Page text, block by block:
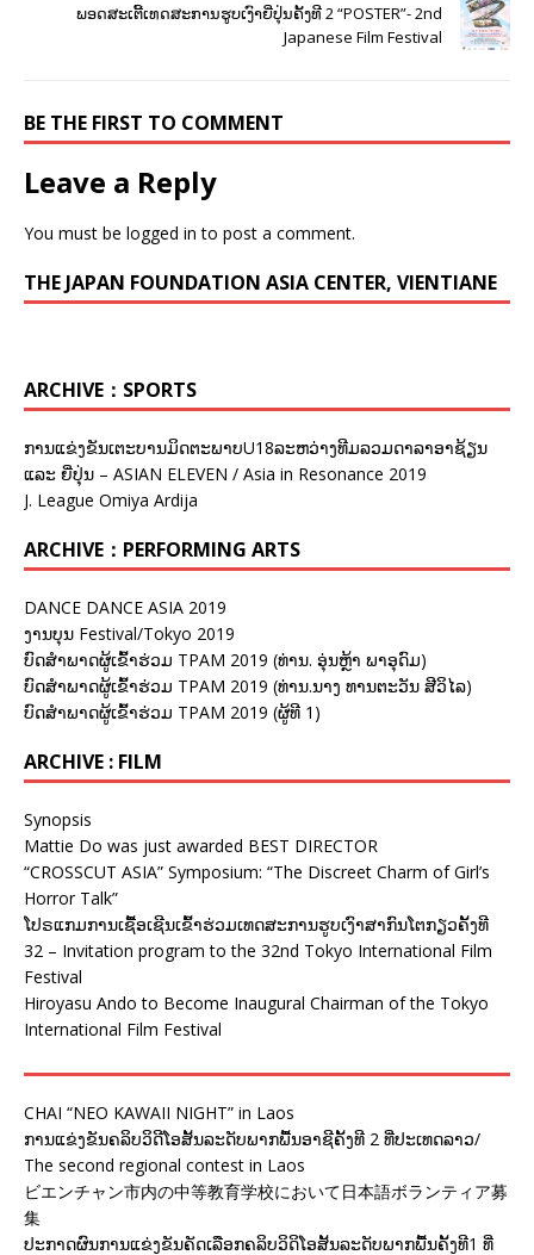
ພອດສະເຕີ້ເທດສະການຮູບເງົາຍີ່ປຸ່ນຄັ້ງທີ 2 “POSTER”- 2nd
Japanese Film Festival
BE THE FIRST TO COMMENT
Leave a Reply
You must be logged in to post a comment.
THE JAPAN FOUNDATION ASIA CENTER, VIENTIANE
ARCHIVE：SPORTS
ການແຂ່ງຂັນເຕະບານມິດຕະພາບU18ລະຫວ່າງທີມລວມດາລາອາຊ້ຽນ
ແລະ ຍີ່ປຸ່ນ – ASIAN ELEVEN / Asia in Resonance 2019
J. League Omiya Ardija
ARCHIVE：PERFORMING ARTS
DANCE DANCE ASIA 2019
ງານບຸນ Festival/Tokyo 2019
ບົດສຳພາດຜູ້ເຂົ້າຮ່ວມ TPAM 2019 (ທ່ານ. ອຸ່ນຫຼ້າ ພາອຸດົມ)
ບົດສຳພາດຜູ້ເຂົ້າຮ່ວມ TPAM 2019 (ທ່ານ.ນາງ ທານຕະວັນ ສີວິໄລ)
ບົດສຳພາດຜູ້ເຂົ້າຮ່ວມ TPAM 2019 (ຜູ້ທີ 1)
ARCHIVE : FILM
Synopsis
Mattie Do was just awarded BEST DIRECTOR
“CROSSCUT ASIA” Symposium: “The Discreet Charm of Girl’s
Horror Talk”
ໂປຣແກມການເຊື້ອເຊີນເຂົ້າຮ່ວມເທດສະການຮູບເງົາສາກົນໂຕກຽວຄັ້ງທີ
32 – Invitation program to the 32nd Tokyo International Film
Festival
Hiroyasu Ando to Become Inaugural Chairman of the Tokyo
International Film Festival
CHAI “NEO KAWAII NIGHT” in Laos
ການແຂ່ງຂັນຄລິບວິດີໂອສັ້ນລະດັບພາກພື້ນອາຊີຄັ້ງທີ 2 ທີ່ປະເທດລາວ/
The second regional contest in Laos
ビエンチャン市内の中等教育学校において日本語ボランティア募
集
ປະກາດຜົນການແຂ່ງຂັນຄັດເລືອກຄລິບວິດິໂອສັ້ນລະດັບພາກພື້ນຄັ້ງທີ1 ທີ່